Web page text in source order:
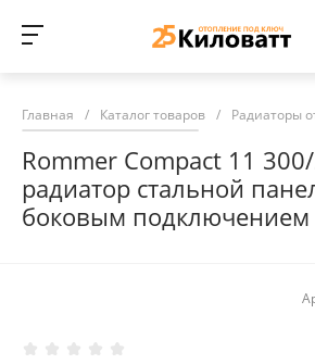
Главная / Каталог товаров / Радиаторы
Rommer Compact 11
радиатор стальной
боковым подключением